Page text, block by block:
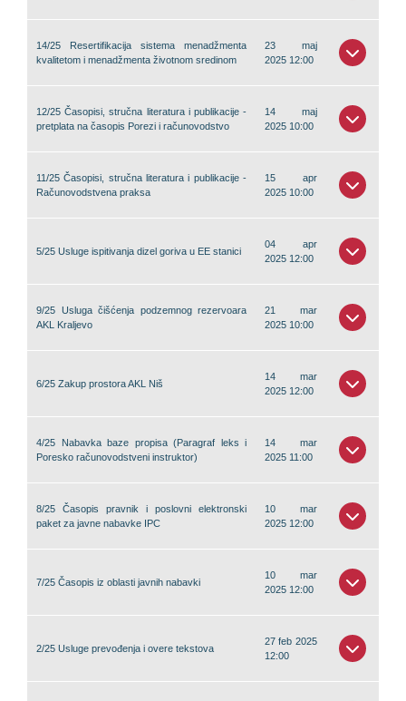
14/25 Resertifikacija sistema menadžmenta
kvalitetom i menadžmenta životnom sredinom
23 maj
2025 12:00
12/25 Časopisi, stručna literatura i publikacije -
pretplata na časopis Porezi i računovodstvo
14 maj
2025 10:00
11/25 Časopisi, stručna literatura i publikacije -
Računovodstvena praksa
15 apr
2025 10:00
5/25 Usluge ispitivanja dizel goriva u EE stanici
04 apr
2025 12:00
9/25 Usluga čišćenja podzemnog rezervoara
AKL Kraljevo
21 mar
2025 10:00
6/25 Zakup prostora AKL Niš
14 mar
2025 12:00
4/25 Nabavka baze propisa (Paragraf leks i
Poresko računovodstveni instruktor)
14 mar
2025 11:00
8/25 Časopis pravnik i poslovni elektronski
paket za javne nabavke IPC
10 mar
2025 12:00
7/25 Časopis iz oblasti javnih nabavki
10 mar
2025 12:00
2/25 Usluge prevođenja i overe tekstova
27 feb 2025
12:00